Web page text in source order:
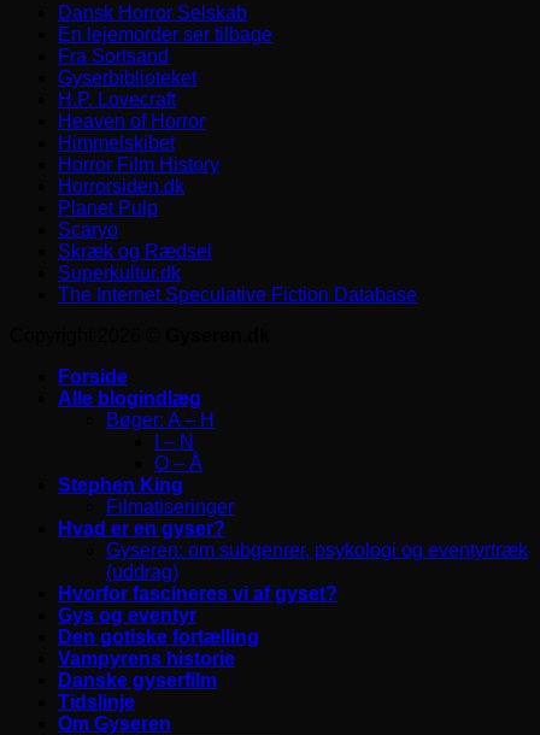
Dansk Horror Selskab
En lejemorder ser tilbage
Fra Sortsand
Gyserbiblioteket
H.P. Lovecraft
Heaven of Horror
Himmelskibet
Horror Film History
Horrorsiden.dk
Planet Pulp
Scaryo
Skræk og Rædsel
Superkultur.dk
The Internet Speculative Fiction Database
Forside
Alle blogindlæg
Bøger: A – H
I – N
O – Å
Stephen King
Filmatiseringer
Hvad er en gyser?
Gyseren: om subgenrer, psykologi og eventyrtræk
(uddrag)
Hvorfor fascineres vi af gyset?
Gys og eventyr
Den gotiske fortælling
Vampyrens historie
Danske gyserfilm
Tidslinje
Om Gyseren